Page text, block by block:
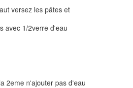
versez les pâtes et
avec 1/2verre d'eau
2eme n'ajouter pas d'eau